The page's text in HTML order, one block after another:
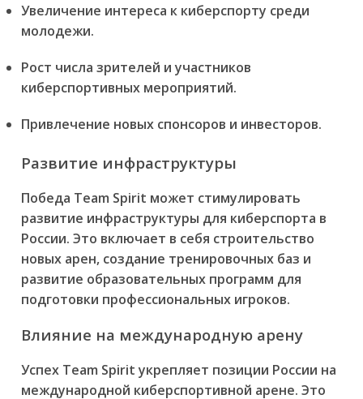
Увеличение интереса к киберспорту среди
молодежи.
Рост числа зрителей и участников
киберспортивных мероприятий.
Привлечение новых спонсоров и инвесторов.
Развитие инфраструктуры
Победа Team Spirit может стимулировать
развитие инфраструктуры для киберспорта в
России. Это включает в себя строительство
новых арен, создание тренировочных баз и
развитие образовательных программ для
подготовки профессиональных игроков.
Влияние на международную арену
Успех Team Spirit укрепляет позиции России на
международной киберспортивной арене. Это